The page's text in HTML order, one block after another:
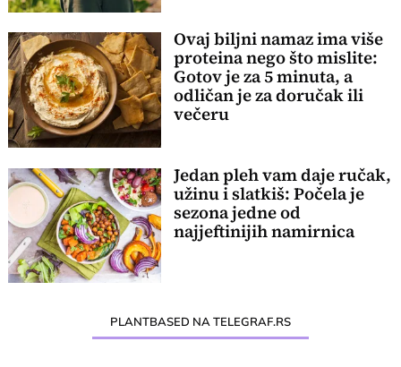
Ovaj biljni namaz ima više
proteina nego što mislite:
Gotov je za 5 minuta, a
odličan je za doručak ili
večeru
Jedan pleh vam daje ručak,
užinu i slatkiš: Počela je
sezona jedne od
najjeftinijih namirnica
PLANTBASED NA TELEGRAF.RS